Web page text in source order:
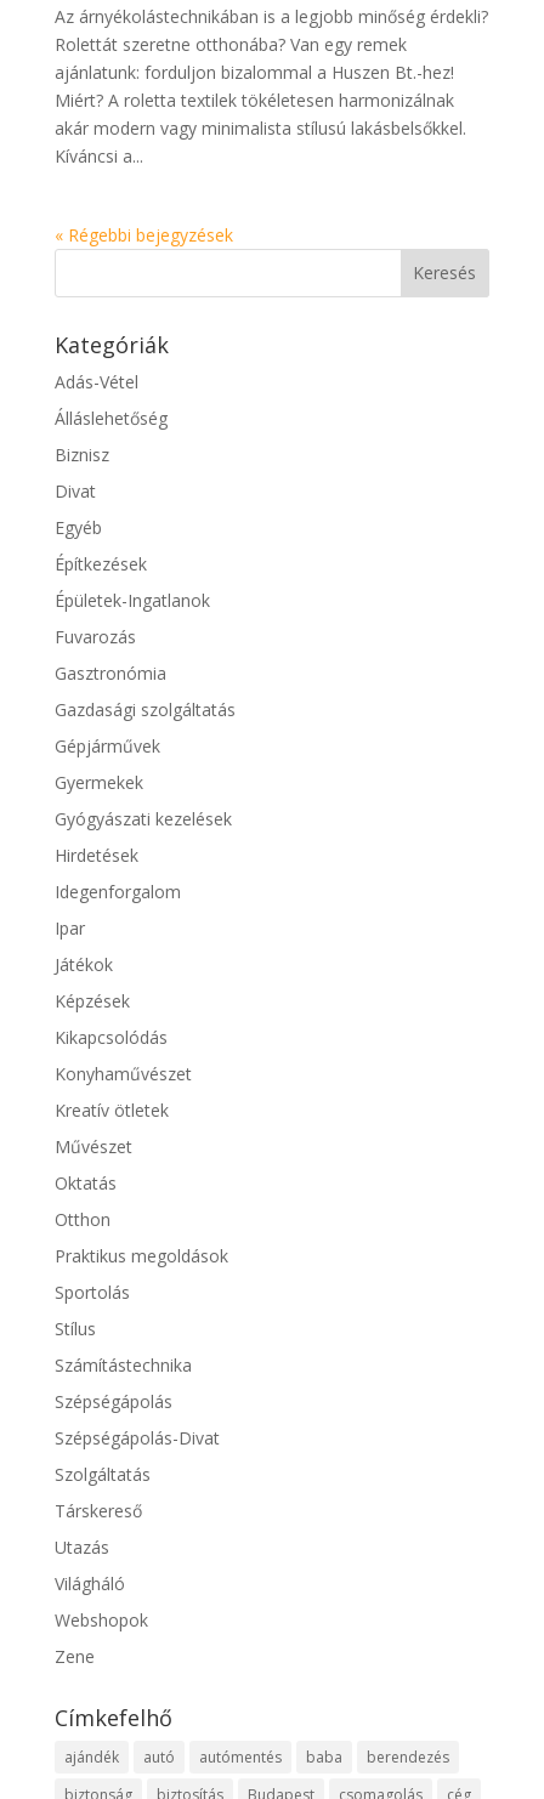
Az árnyékolástechnikában is a legjobb minőség érdekli?
Rolettát szeretne otthonába? Van egy remek
ajánlatunk: forduljon bizalommal a Huszen Bt.-hez!
Miért? A roletta textilek tökéletesen harmonizálnak
akár modern vagy minimalista stílusú lakásbelsőkkel.
Kíváncsi a...
« Régebbi bejegyzések
Kategóriák
Adás-Vétel
Álláslehetőség
Biznisz
Divat
Egyéb
Építkezések
Épületek-Ingatlanok
Fuvarozás
Gasztronómia
Gazdasági szolgáltatás
Gépjárművek
Gyermekek
Gyógyászati kezelések
Hirdetések
Idegenforgalom
Ipar
Játékok
Képzések
Kikapcsolódás
Konyhaművészet
Kreatív ötletek
Művészet
Oktatás
Otthon
Praktikus megoldások
Sportolás
Stílus
Számítástechnika
Szépségápolás
Szépségápolás-Divat
Szolgáltatás
Társkereső
Utazás
Világháló
Webshopok
Zene
Címkefelhő
ajándék autó autómentés baba
berendezés
biztonság
biztosítás Budapest csomagolás cég